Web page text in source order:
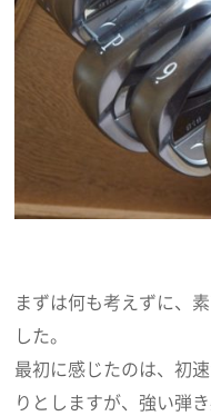
まずは何も考えずに、
した。
最初に感じたのは、初
りとしますが、強い弾